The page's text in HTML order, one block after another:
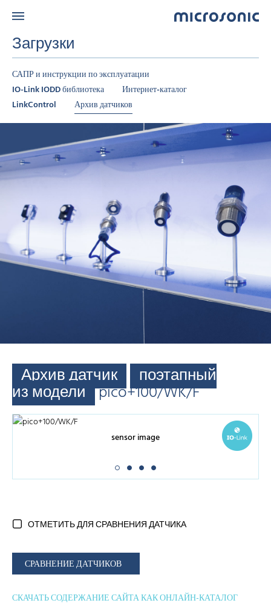
Загрузки
САПР и инструкции по эксплуатации
IO-Link IODD библиотека
Интернет-каталог
LinkControl
Архив датчиков
Архив датчик поэтапный
из модели pico+100/WK/F
sensor image
ОТМЕТИТЬ ДЛЯ СРАВНЕНИЯ ДАТЧИКА
СРАВНЕНИЕ ДАТЧИКОВ
СКАЧАТЬ СОДЕРЖАНИЕ САЙТА КАК ОНЛАЙН-КАТАЛОГ